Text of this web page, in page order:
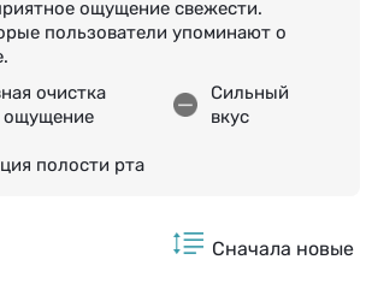
ощущение свежести.
пользователи упоминают о
очистка
ощущение
полости рта
Сильный
вкус
Сначала новые